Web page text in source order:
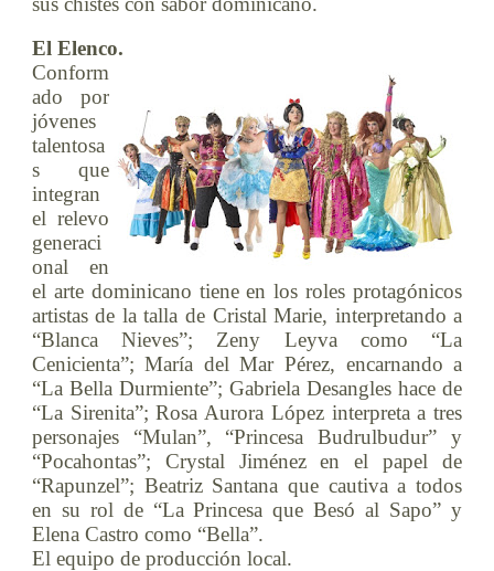
El Elenco.
Conform
ado por
jóvenes
talentosa
s que
integran
el relevo
generaci
onal en
el arte dominicano tiene en los roles protagónicos
artistas de la talla de Cristal Marie, interpretando a
“Blanca Nieves”; Zeny Leyva como “La
Cenicienta”; María del Mar Pérez, encarnando a
“La Bella Durmiente”; Gabriela Desangles hace de
“La Sirenita”; Rosa Aurora López interpreta a tres
personajes “Mulan”, “Princesa Budrulbudur” y
“Pocahontas”; Crystal Jiménez en el papel de
“Rapunzel”; Beatriz Santana que cautiva a todos
en su rol de “La Princesa que Besó al Sapo” y
Elena Castro como “Bella”.
El equipo de producción local.